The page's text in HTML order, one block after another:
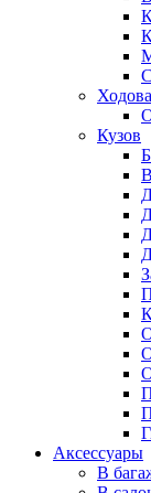
Кузов
Аксессуары
В